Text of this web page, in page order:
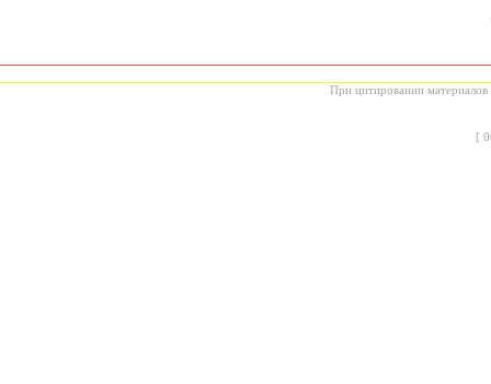
При цитировании материалов
[